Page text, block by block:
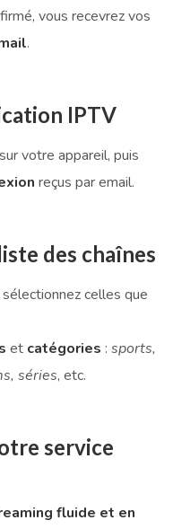
vous recevrez vos
.
IPTV
votre appareil, puis
reçus par email.
des chaînes
celles que
et catégories : sports,
séries, etc.
service
fluide et en